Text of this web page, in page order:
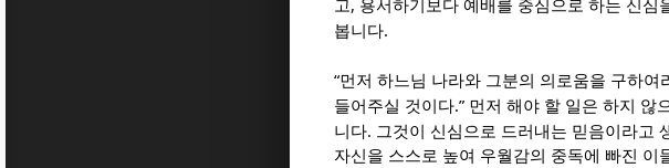
고, 용서하기보다 예배를 중심으로 하는 신
봅니다.
“먼저 하느님 나라와 그분의 의로움을 구하여
들어주실 것이다.” 먼저 해야 할 일은 하지 않
니다. 그것이 신심으로 드러내는 믿음이라고
자신을 스스로 높여 우월감의 중독에 빠진